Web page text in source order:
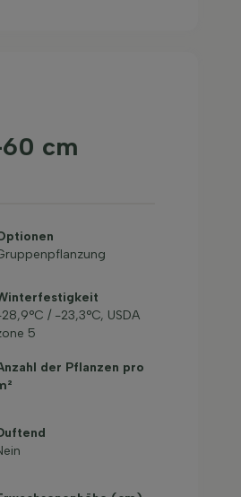
cm
/ -23,3°C, USDA
5
der Pflanzen pro